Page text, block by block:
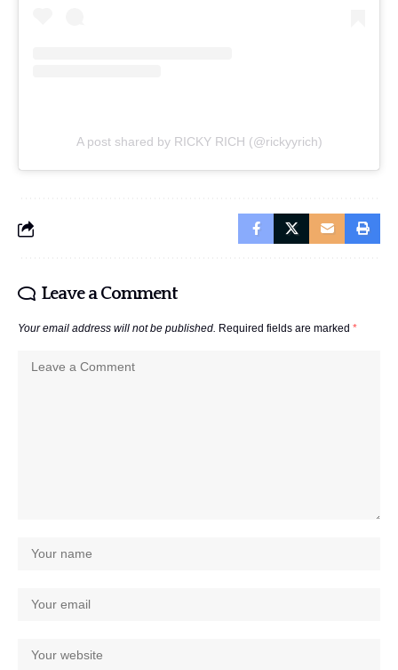
A post shared by RICKY RICH (@rickyyrich)
Leave a Comment
Your email address will not be published. Required fields are marked *